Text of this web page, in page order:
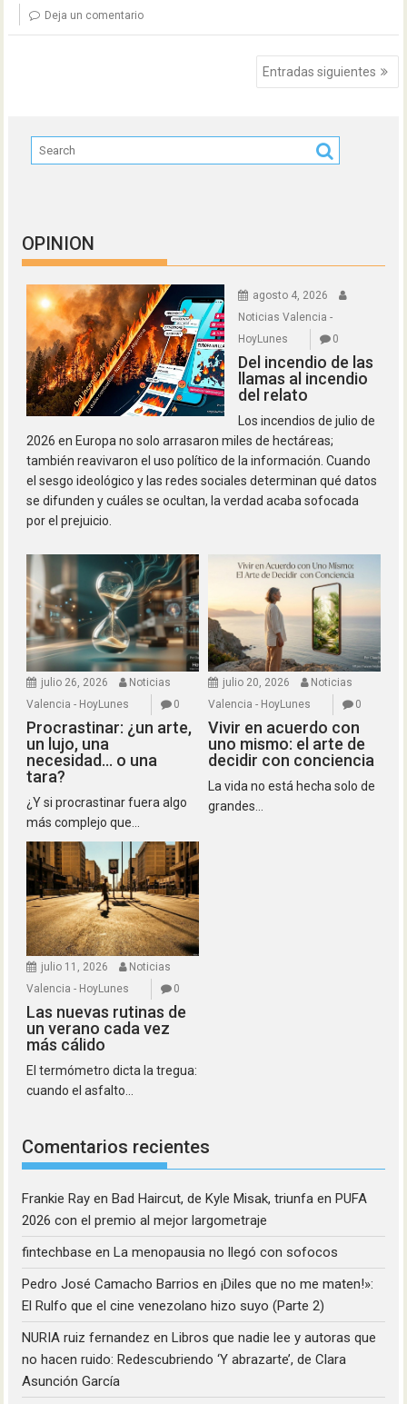
Deja un comentario
Entradas siguientes
OPINION
agosto 4, 2026
Noticias Valencia -
HoyLunes
0
Del incendio de las
llamas al incendio
del relato
Los incendios de julio de
2026 en Europa no solo arrasaron miles de hectáreas;
también reavivaron el uso político de la información. Cuando
el sesgo ideológico y las redes sociales determinan qué datos
se difunden y cuáles se ocultan, la verdad acaba sofocada
por el prejuicio.
julio 26, 2026
Noticias
Valencia - HoyLunes
0
Procrastinar: ¿un arte,
un lujo, una
necesidad… o una
tara?
¿Y si procrastinar fuera algo
más complejo que...
julio 20, 2026
Noticias
Valencia - HoyLunes
0
Vivir en acuerdo con
uno mismo: el arte de
decidir con conciencia
La vida no está hecha solo de
grandes...
julio 11, 2026
Noticias
Valencia - HoyLunes
0
Las nuevas rutinas de
un verano cada vez
más cálido
El termómetro dicta la tregua:
cuando el asfalto...
Comentarios recientes
Frankie Ray enBad Haircut, de Kyle Misak, triunfa en PUFA
2026 con el premio al mejor largometraje
fintechbase enLa menopausia no llegó con sofocos
Pedro José Camacho Barrios en¡Diles que no me maten!»:
El Rulfo que el cine venezolano hizo suyo (Parte 2)
NURIA ruiz fernandez enLibros que nadie lee y autoras que
no hacen ruido: Redescubriendo ‘Y abrazarte’, de Clara
Asunción García